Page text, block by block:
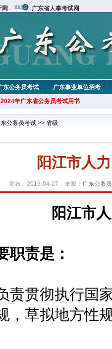
网 广东省人事考试网
东公务员考试
广东事业单位招考
年广东省公务员考试用书
公务员考试 >> 省级
阳江市人
发布：2013-04-27 来源： 广东公务
阳江市
责是：
贯彻执行国家
，草拟地方性